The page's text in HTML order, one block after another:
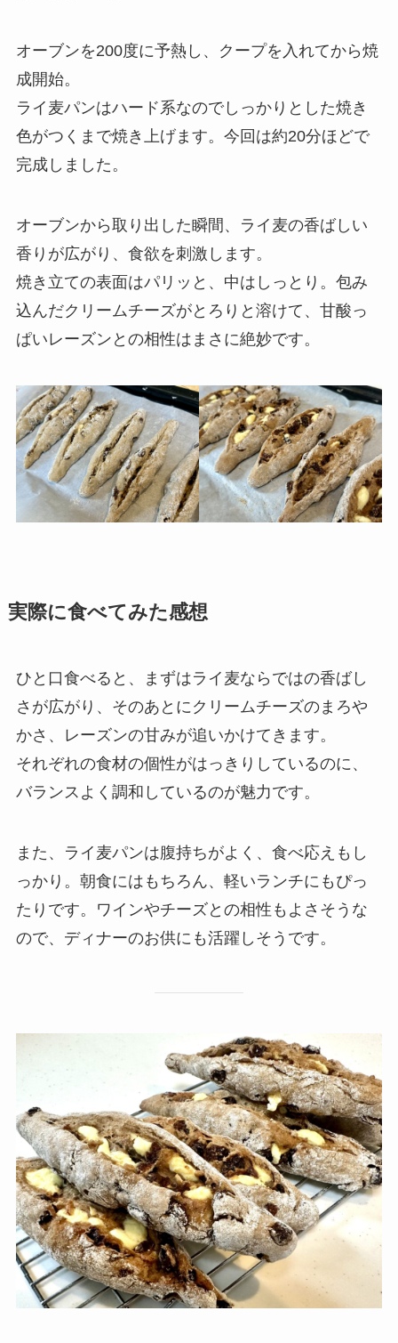
オーブンを200度に予熱し、クープを入れてから焼
成開始。
ライ麦パンはハード系なのでしっかりとした焼き
色がつくまで焼き上げます。今回は約20分ほどで
完成しました。
オーブンから取り出した瞬間、ライ麦の香ばしい
香りが広がり、食欲を刺激します。
焼き立ての表面はパリッと、中はしっとり。包み
込んだクリームチーズがとろりと溶けて、甘酸っ
ぱいレーズンとの相性はまさに絶妙です。
実際に食べてみた感想
ひと口食べると、まずはライ麦ならではの香ばし
さが広がり、そのあとにクリームチーズのまろや
かさ、レーズンの甘みが追いかけてきます。
それぞれの食材の個性がはっきりしているのに、
バランスよく調和しているのが魅力です。
また、ライ麦パンは腹持ちがよく、食べ応えもし
っかり。朝食にはもちろん、軽いランチにもぴっ
たりです。ワインやチーズとの相性もよさそうな
ので、ディナーのお供にも活躍しそうです。